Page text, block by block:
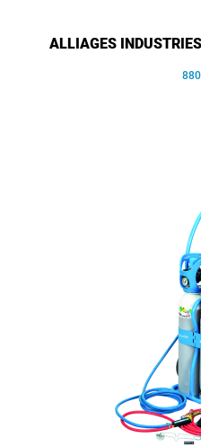
ALLIAGES